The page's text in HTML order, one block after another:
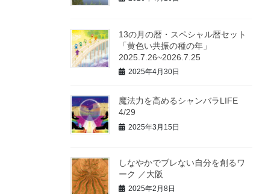
13の月の暦・スペシャル暦セット
「黄色い共振の種の年」
2025.7.26~2026.7.25
2025年4月30日
魔法力を高めるシャンバラLIFE
4/29
2025年3月15日
しなやかでブレない自分を創るワ
ーク ／大阪
2025年2月8日